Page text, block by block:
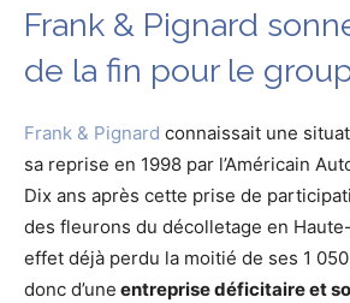
Frank & Pignard
de la fin pour le
Frank & Pignard connaissait une
sa reprise en 1998 par l’Américain
Dix ans après cette prise de
des fleurons du décolletage en
effet déjà perdu la moitié de ses 1 050
donc d’une entreprise déficitaire et